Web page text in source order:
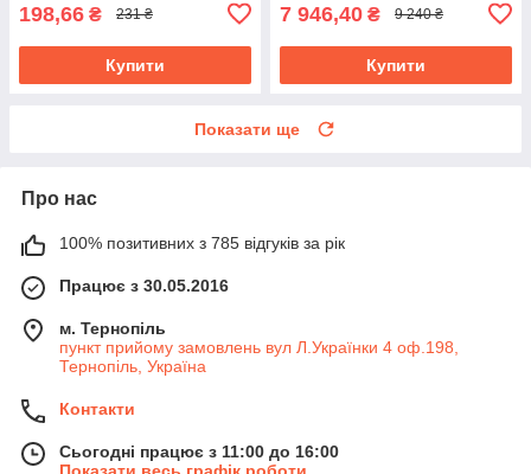
198,66 ₴ 231 ₴
Купити
7 946,40 ₴ 9 240 ₴
Купити
Показати ще
Про нас
100% позитивних з 785 відгуків за рік
Працює з 30.05.2016
м. Тернопіль
пункт прийому замовлень вул Л.Українки 4 оф.198,
Тернопіль, Україна
Контакти
Сьогодні працює з 11:00 до 16:00